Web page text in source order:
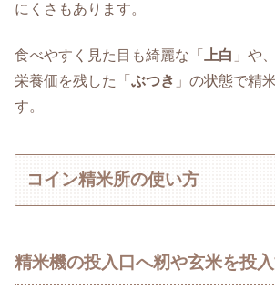
にくさもあります。
食べやすく見た目も綺麗な「 上白 」や
栄養価を残した「 ぶつき 」の状態で精
す。
コイン精米所の使い方
精米機の投入口へ籾や玄米を投